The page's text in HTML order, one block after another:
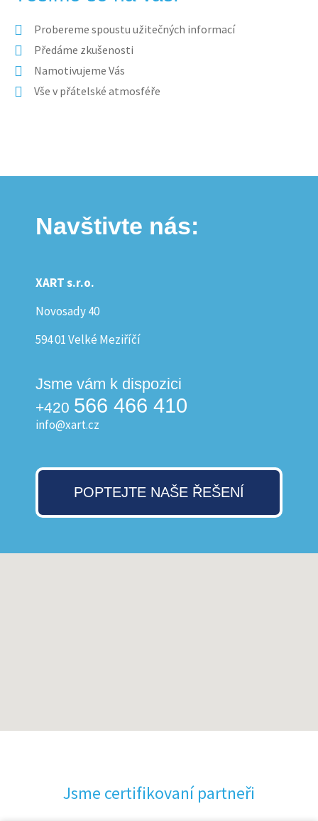
Probereme spoustu užitečných informací
Předáme zkušenosti
Namotivujeme Vás
Vše v přátelské atmosféře
Navštivte nás:
XART s.r.o.
Novosady 40
594 01 Velké Meziříčí
Jsme vám k dispozici
+420 566 466 410
info@xart.cz
POPTEJTE NAŠE ŘEŠENÍ
Jsme certifikovaní partneři